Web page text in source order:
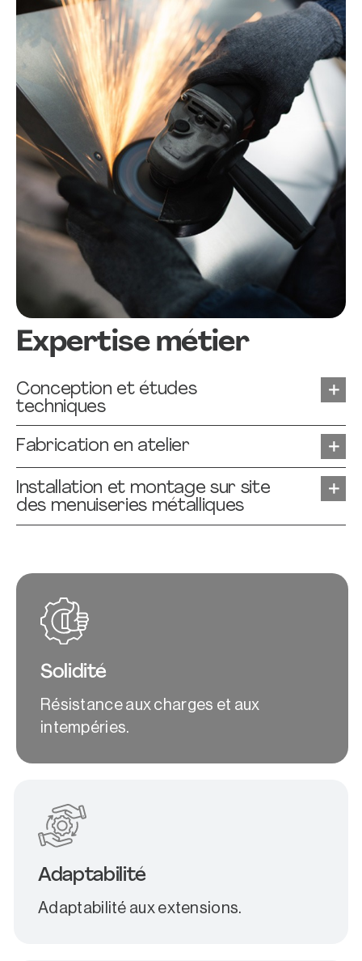
Expertise métier
Conception et études
techniques
Fabrication en atelier
Installation et montage sur site
des menuiseries métalliques
Solidité
Résistance aux charges et aux
intempéries.
Adaptabilité
Adaptabilité aux extensions.